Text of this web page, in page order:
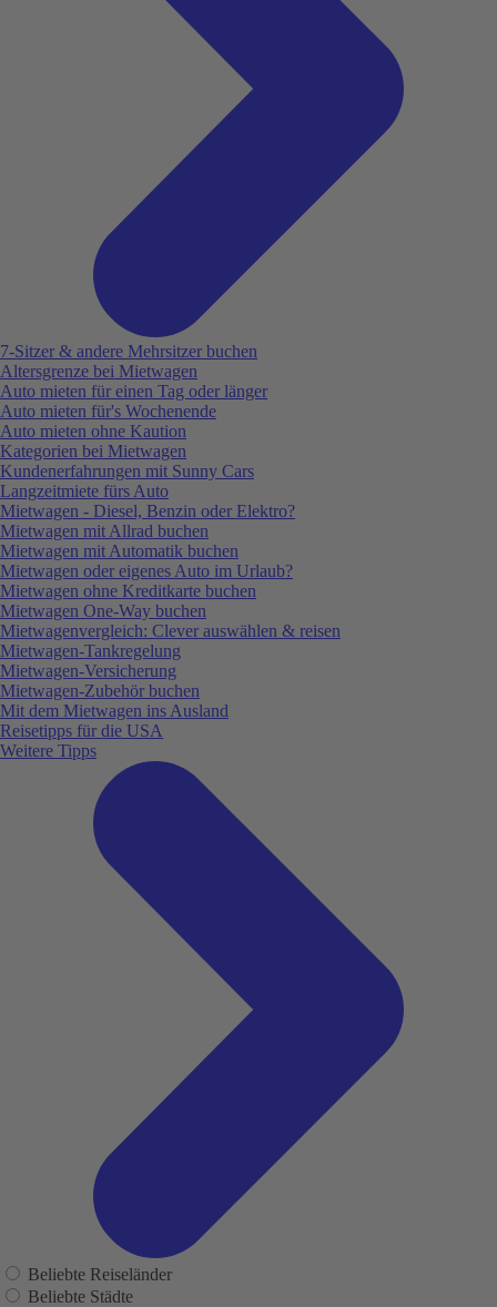
7-Sitzer & andere Mehrsitzer buchen
Altersgrenze bei Mietwagen
Auto mieten für einen Tag oder länger
Auto mieten für's Wochenende
Auto mieten ohne Kaution
Kategorien bei Mietwagen
Kundenerfahrungen mit Sunny Cars
Langzeitmiete fürs Auto
Mietwagen - Diesel, Benzin oder Elektro?
Mietwagen mit Allrad buchen
Mietwagen mit Automatik buchen
Mietwagen oder eigenes Auto im Urlaub?
Mietwagen ohne Kreditkarte buchen
Mietwagen One-Way buchen
Mietwagenvergleich: Clever auswählen & reisen
Mietwagen-Tankregelung
Mietwagen-Versicherung
Mietwagen-Zubehör buchen
Mit dem Mietwagen ins Ausland
Reisetipps für die USA
Weitere Tipps
Beliebte Reiseländer
Beliebte Städte